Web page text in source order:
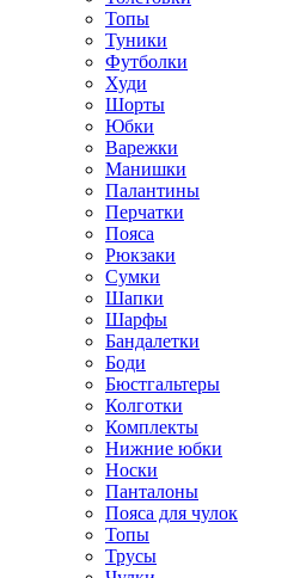
Топы
Туники
Футболки
Худи
Шорты
Юбки
Варежки
Манишки
Палантины
Перчатки
Пояса
Рюкзаки
Сумки
Шапки
Шарфы
Бандалетки
Боди
Бюстгальтеры
Колготки
Комплекты
Нижние юбки
Носки
Панталоны
Поясa для чулок
Топы
Трусы